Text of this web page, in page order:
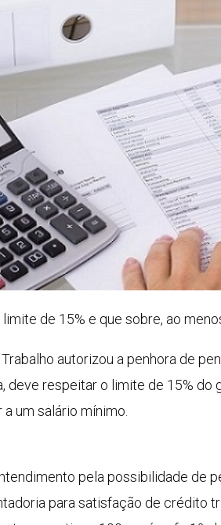
de 15% e que sobre, ao
autorizou a penhora de
deve respeitar o limite de 15%
um salário mínimo.
pela possibilidade de
para satisfação de crédito